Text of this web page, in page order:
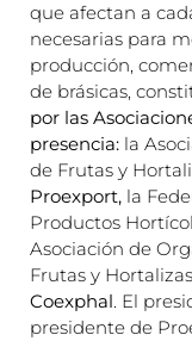
que afectan a
necesarias para
producción,
de brásicas,
por las
presencia: la
de Frutas y
Proexport, la
Productos
Asociación de
Frutas y
Coexphal. El
presidente de